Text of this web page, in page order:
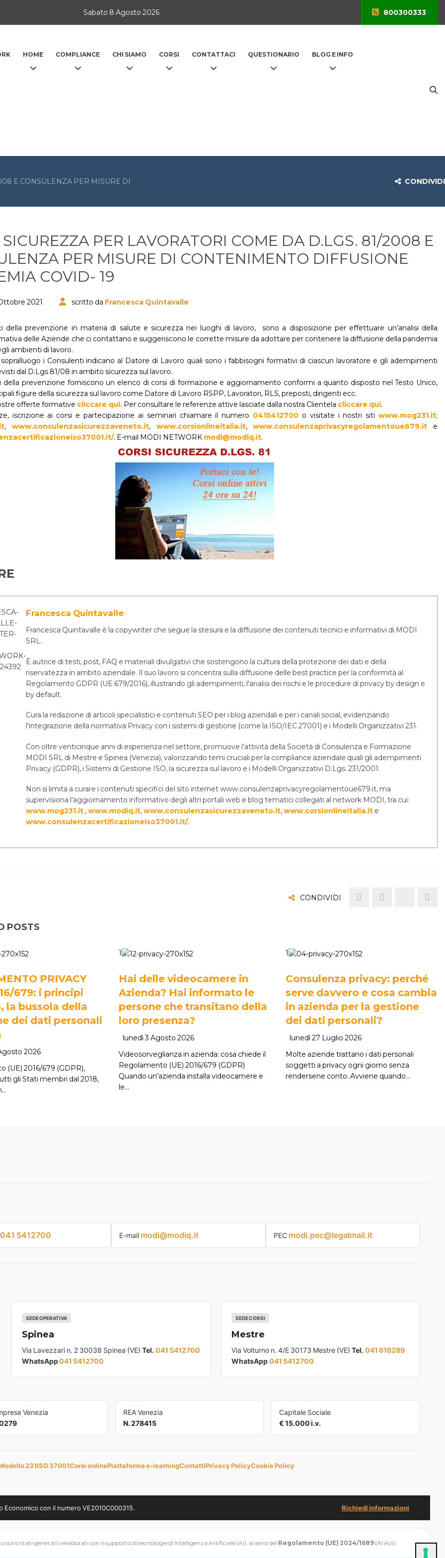
Sabato 8 Agosto 2026 800300333
HOME COMPLIANCE CHI SIAMO CORSI CONTATTACI QUESTIONARIO BLOG E INFO
E CONSULENZA PER MISURE DI CONDIVIDI
PER LAVORATORI COME DA D.LGS. 81/2008 E
PER MISURE DI CONTENIMENTO DIFFUSIONE
COVID- 19
2021 scritto da Francesca Quintavalle
della prevenzione in materia di salute e sicurezza nei luoghi di lavoro, sono a disposizione per effettuare un’analisi della
delle Aziende che ci contattano e suggeriscono le corrette misure da adottare per contenere la diffusione della pandemia
ambienti di lavoro.
i Consulenti indicano al Datore di Lavoro quali sono i fabbisogni formativi di ciascun lavoratore e gli adempimenti
dal D.Lgs 81/08 in ambito sicurezza sul lavoro.
della prevenzione forniscono un elenco di corsi di formazione e aggiornamento conformi a quanto disposto nel Testo Unico,
figure della sicurezza sul lavoro come Datore di Lavoro RSPP, Lavoratori, RLS, preposti, dirigenti ecc.
offerte formative cliccare qui. Per consultare le referenze attive lasciate dalla nostra Clientela cliccare qui.
iscrizione ai corsi e partecipazione ai seminari chiamare il numero 0415412700 o visitate i nostri siti www.mog231.it;
, www.consulenzasicurezzaveneto.it, www.corsionlineitalia.it,www.consulenzaprivacyregolamentoue679.it e
. E-mail MODI NETWORK modi@modiq.it.
Francesca Quintavalle
Francesca Quintavalle è la copywriter che segue la stesura e la diffusione dei contenuti tecnici e informativi di MODI
SRL.
È autrice di testi, post, FAQ e materiali divulgativi che sostengono la cultura della protezione dei dati e della
riservatezza in ambito aziendale. Il suo lavoro si concentra sulla diffusione delle best practice per la conformità al
Regolamento GDPR (UE 679/2016), illustrando gli adempimenti, l'analisi dei rischi e le procedure di privacy by design e
by default.
Cura la redazione di articoli specialistici e contenuti SEO per i blog aziendali e per i canali social, evidenziando
l'integrazione della normativa Privacy con i sistemi di gestione (come la ISO/IEC 27001) e i Modelli Organizzativi 231.
Con oltre venticinque anni di esperienza nel settore, promuove l’attività della Società di Consulenza e Formazione
MODI SRL di Mestre e Spinea (Venezia), valorizzando temi cruciali per la compliance aziendale quali gli adempimenti
Privacy (GDPR), i Sistemi di Gestione ISO, la sicurezza sul lavoro e i Modelli Organizzativi D.Lgs. 231/2001.
Non si limita a curare i contenuti specifici del sito internet www.consulenzaprivacyregolamentoue679.it, ma
supervisiona l'aggiornamento informativo degli altri portali web e blog tematici collegati al network MODI, tra cui:
www.mog231.it ,www.modiq.it,www.consulenzasicurezzaveneto.it,www.corsionlineitalia.it e
www.consulenzacertificazioneiso37001.it/.
CONDIVIDI
POSTS
PRIVACY
679: i principi
la bussola della
dei dati personali
2026
(UE) 2016/679 (GDPR),
gli Stati membri dal 2018,
1
Hai delle videocamere in
Azienda? Hai informato le
persone che transitano della
loro presenza?
lunedì 3 Agosto 2026
Videosorveglianza in azienda: cosa chiede il
Regolamento (UE) 2016/679 (GDPR)
Quando un’azienda installa videocamere e
le…
1
Consulenza privacy: perché
serve davvero e cosa cambia
in azienda per la gestione
dei dati personali?
lunedì 27 Luglio 2026
Molte aziende trattano i dati personali
soggetti a privacy ogni giorno senza
rendersene conto. Avviene quando…
041 5412700 E-mail modi@modiq.it PEC modi.pec@legalmail.it
SEDE OPERATIVA
Spinea
Via Lavezzari n. 2 30038 Spinea (VE)Tel. 041 5412700
WhatsApp041 5412700
SEDE CORSI
Mestre
Via Volturno n. 4/E 30173 Mestre (VE) Tel. 041 616289
WhatsApp041 5412700
Venezia
REA Venezia
N. 278415
Capitale Sociale
€ 15.000 i.v.
231ISO 37001Corsi onlinePiattaforma e-learningContattiPrivacy PolicyCookie Policy
con il numero VE2010C000315. Richiedi informazioni
stati generati o elaborati con il supporto di tecnologie di Intelligenza Artificiale (AI), ai sensi del Regolamento (UE) 2024/1689 (AI Act).